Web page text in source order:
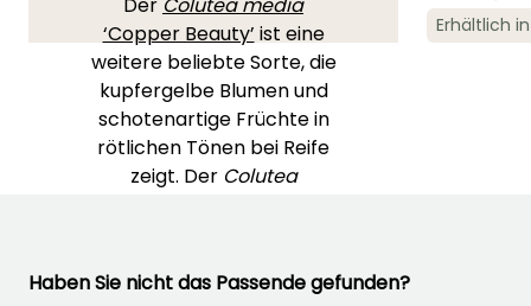
Der Colutea media
‘Copper Beauty’ ist eine
weitere beliebte Sorte, die
kupfergelbe Blumen und
schotenartige Früchte in
rötlichen Tönen bei Reife
zeigt. Der Colutea
blassere gelbe Blumen und
Blütezeit
Erhältlich
Haben Sie nicht das Passende gefunden?